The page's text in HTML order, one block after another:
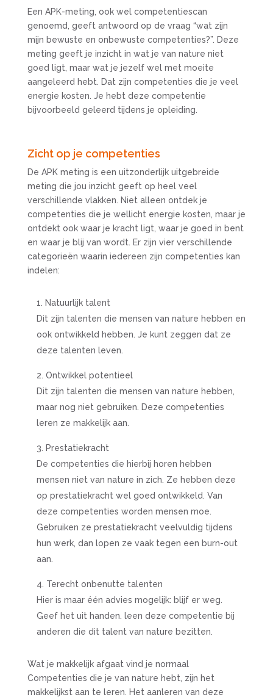
Een APK-meting, ook wel competentiescan
genoemd, geeft antwoord op de vraag “wat zijn
mijn bewuste en onbewuste competenties?”. Deze
meting geeft je inzicht in wat je van nature niet
goed ligt, maar wat je jezelf wel met moeite
aangeleerd hebt. Dat zijn competenties die je veel
energie kosten. Je hebt deze competentie
bijvoorbeeld geleerd tijdens je opleiding.
Zicht op je competenties
De APK meting is een uitzonderlijk uitgebreide
meting die jou inzicht geeft op heel veel
verschillende vlakken. Niet alleen ontdek je
competenties die je wellicht energie kosten, maar je
ontdekt ook waar je kracht ligt, waar je goed in bent
en waar je blij van wordt. Er zijn vier verschillende
categorieën waarin iedereen zijn competenties kan
indelen:
Natuurlijk talent
Dit zijn talenten die mensen van nature hebben en
ook ontwikkeld hebben. Je kunt zeggen dat ze
deze talenten leven.
Ontwikkel potentieel
Dit zijn talenten die mensen van nature hebben,
maar nog niet gebruiken. Deze competenties
leren ze makkelijk aan.
Prestatiekracht
De competenties die hierbij horen hebben
mensen niet van nature in zich. Ze hebben deze
op prestatiekracht wel goed ontwikkeld. Van
deze competenties worden mensen moe.
Gebruiken ze prestatiekracht veelvuldig tijdens
hun werk, dan lopen ze vaak tegen een burn-out
aan.
Terecht onbenutte talenten
Hier is maar één advies mogelijk: blijf er weg.
Geef het uit handen. leen deze competentie bij
anderen die dit talent van nature bezitten.
Wat je makkelijk afgaat vind je normaal
Competenties die je van nature hebt, zijn het
makkelijkst aan te leren. Het aanleren van deze